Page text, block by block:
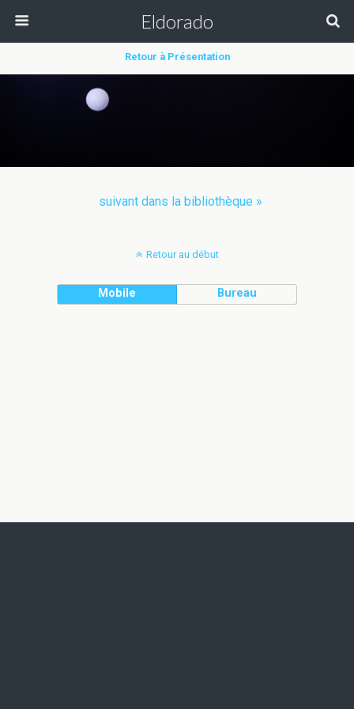
Eldorado
Retour à Présentation
suivant dans la bibliothèque »
Retour au début
Mobile Bureau